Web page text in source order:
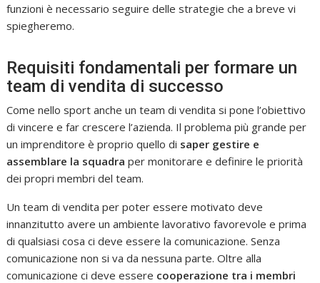
funzioni è necessario seguire delle strategie che a breve vi
spiegheremo.
Requisiti fondamentali per formare un
team di vendita di successo
Come nello sport anche un team di vendita si pone l’obiettivo
di vincere e far crescere l’azienda. Il problema più grande per
un imprenditore è proprio quello di saper gestire e
assemblare la squadra per monitorare e definire le priorità
dei propri membri del team.
Un team di vendita per poter essere motivato deve
innanzitutto avere un ambiente lavorativo favorevole e prima
di qualsiasi cosa ci deve essere la comunicazione. Senza
comunicazione non si va da nessuna parte. Oltre alla
comunicazione ci deve essere cooperazione tra i membri